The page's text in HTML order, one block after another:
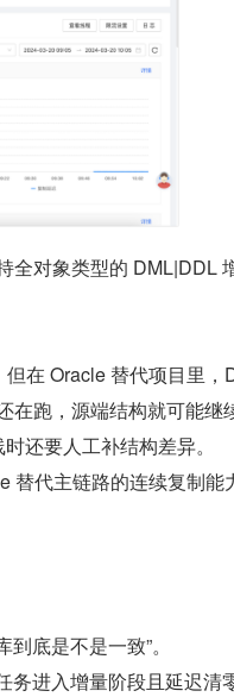
全对象类型的 DML|DDL
在 Oracle 替代项目里，
在跑，源端结构就可能继
还要人工补结构差异。
替代主链路的连续复制能
底是不是一致”。
务进入增量阶段且延迟清